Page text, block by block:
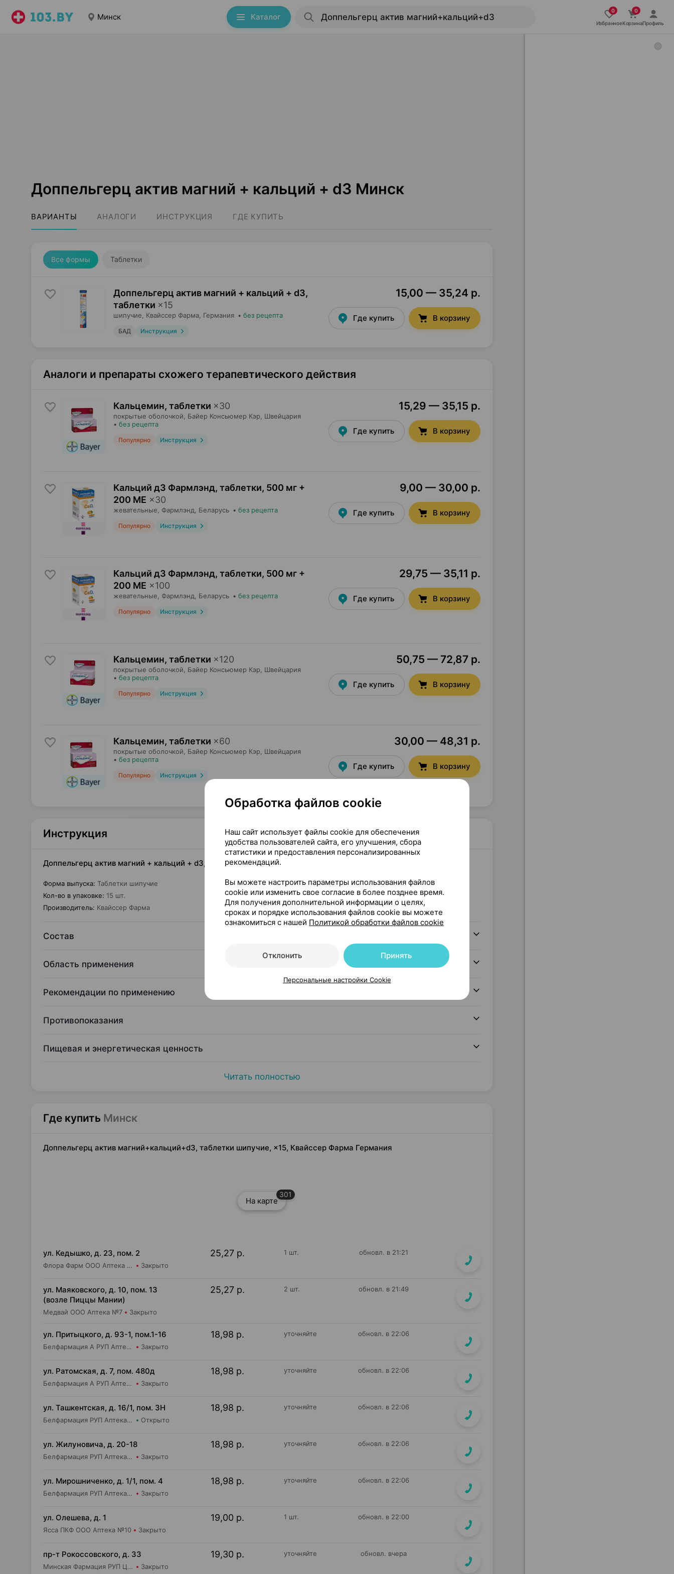
Минск Каталог
ИзбранноеКорзинаПрофиль
Доппельгерц актив магний + кальций + d3 Минск
ВАРИАНТЫ АНАЛОГИ ИНСТРУКЦИЯ ГДЕ КУПИТЬ
Все формы Таблетки
Доппельгерц актив магний + кальций + d3,
таблетки ×15
шипучие, Квайссер Фарма , Германия • без рецепта
БАД Инструкция
15,00 — 35,24 р.
Где купить В корзину
Аналоги и препараты схожего терапевтического действия
Кальцемин, таблетки ×30
покрытые оболочкой, Байер Консьюмер Кэр , Швейцария
• без рецепта
Популярно Инструкция
15,29 — 35,15 р.
Где купить В корзину
Кальций д3 Фармлэнд, таблетки, 500 мг +
200 МЕ ×30
жевательные, Фармлэнд , Беларусь • без рецепта
Популярно Инструкция
9,00 — 30,00 р.
Где купить В корзину
Кальций д3 Фармлэнд, таблетки, 500 мг +
200 МЕ ×100
жевательные, Фармлэнд , Беларусь • без рецепта
Популярно Инструкция
29,75 — 35,11 р.
Где купить В корзину
Кальцемин, таблетки ×120
покрытые оболочкой, Байер Консьюмер Кэр , Швейцария
• без рецепта
Популярно Инструкция
50,75 — 72,87 р.
Где купить В корзину
Кальцемин, таблетки ×60
покрытые оболочкой, Байер Консьюмер Кэр , Швейцария
• без рецепта
Популярно Инструкция
30,00 — 48,31 р.
Где купить В корзину
Инструкция
Доппельгерц актив магний + кальций + d3, таблетки шипучие, ×15, Квайссер Фарма Германия
Форма выпуска: Таблетки шипучие
Кол-во в упаковке: 15 шт.
Производитель: Квайссер Фарма
Состав
Область применения
Рекомендации по применению
Противопоказания
Пищевая и энергетическая ценность
Читать полностью
Где купить Минск
Доппельгерц актив магний+кальций+d3, таблетки шипучие, ×15, Квайссер Фарма Германия
На карте
301
ул. Кедышко, д. 23, пом. 2
Флора Фарм ООО Аптека №21 Закрыто
25,27 р. 1 шт. обновл. в 21:21
ул. Маяковского, д. 10, пом. 13
(возле Пиццы Мании)
Медвай ООО Аптека №7 Закрыто
25,27 р. 2 шт. обновл. в 21:49
ул. Притыцкого, д. 93-1, пом.1-16
Белфармация А РУП Аптека №91 Закрыто
18,98 р. уточняйте обновл. в 22:06
ул. Ратомская, д. 7, пом. 480д
Белфармация А РУП Аптека №59 Закрыто
18,98 р. уточняйте обновл. в 22:06
ул. Ташкентская, д. 16/1, пом. 3Н
Белфармация РУП Аптека №3 (дежурная) Открыто
18,98 р. уточняйте обновл. в 22:06
ул. Жилуновича, д. 20-18
Белфармация РУП Аптека №21 Закрыто
18,98 р. уточняйте обновл. в 22:06
ул. Мирошниченко, д. 1/1, пом. 4
Белфармация РУП Аптека №75 Закрыто
18,98 р. уточняйте обновл. в 22:06
ул. Олешева, д. 1
Ясса ПКФ ООО Аптека №10 Закрыто
19,00 р. 1 шт. обновл. в 22:00
пр-т Рокоссовского, д. 33
Минская Фармация РУП Центральная районная аптека №182 Закрыто
19,30 р. уточняйте обновл. вчера
Обработка файлов cookie
Наш сайт использует файлы cookie для обеспечения
удобства пользователей сайта, его улучшения, сбора
статистики и предоставления персонализированных
рекомендаций.
Вы можете настроить параметры использования файлов
cookie или изменить свое согласие в более позднее время.
Для получения дополнительной информации о целях,
сроках и порядке использования файлов cookie вы можете
ознакомиться с нашей Политикой обработки файлов cookie
Отклонить Принять
Персональные настройки Cookie